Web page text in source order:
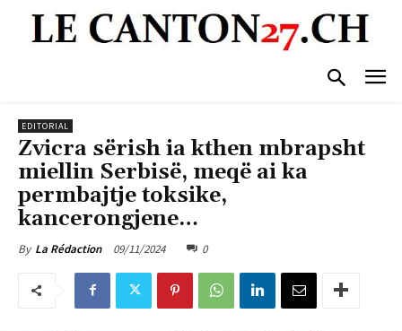
EDITORIAL
Zvicra sërish ia kthen mbrapsht
miellin Serbisë, meqë ai ka
permbajtje toksike,
kancerongjene…
By La Rédaction 09/11/2024 0